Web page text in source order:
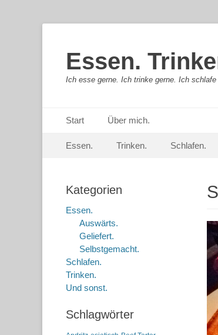
Essen.
Ich esse gerne. Ich trinke gerne. Ich
Primäres Menü
zum
Start Über mich.
Sekundär-Menü
zum
Essen. Trinken. Schlafen.
Kategorien
Essen.
Auswärts.
Geliefert.
Selbstgemacht.
Schlafen.
Trinken.
Und sonst.
Schlagwörter